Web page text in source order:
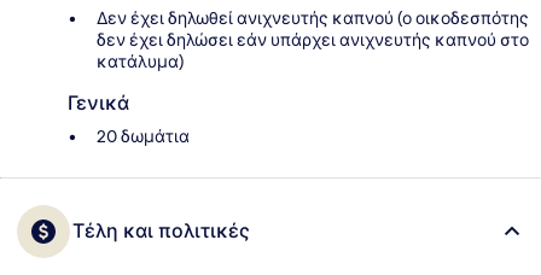
Δεν έχει δηλωθεί ανιχνευτής καπνού (ο οικοδεσπότης
δεν έχει δηλώσει εάν υπάρχει ανιχνευτής καπνού στο
κατάλυμα)
Γενικά
20 δωμάτια
Τέλη και πολιτικές